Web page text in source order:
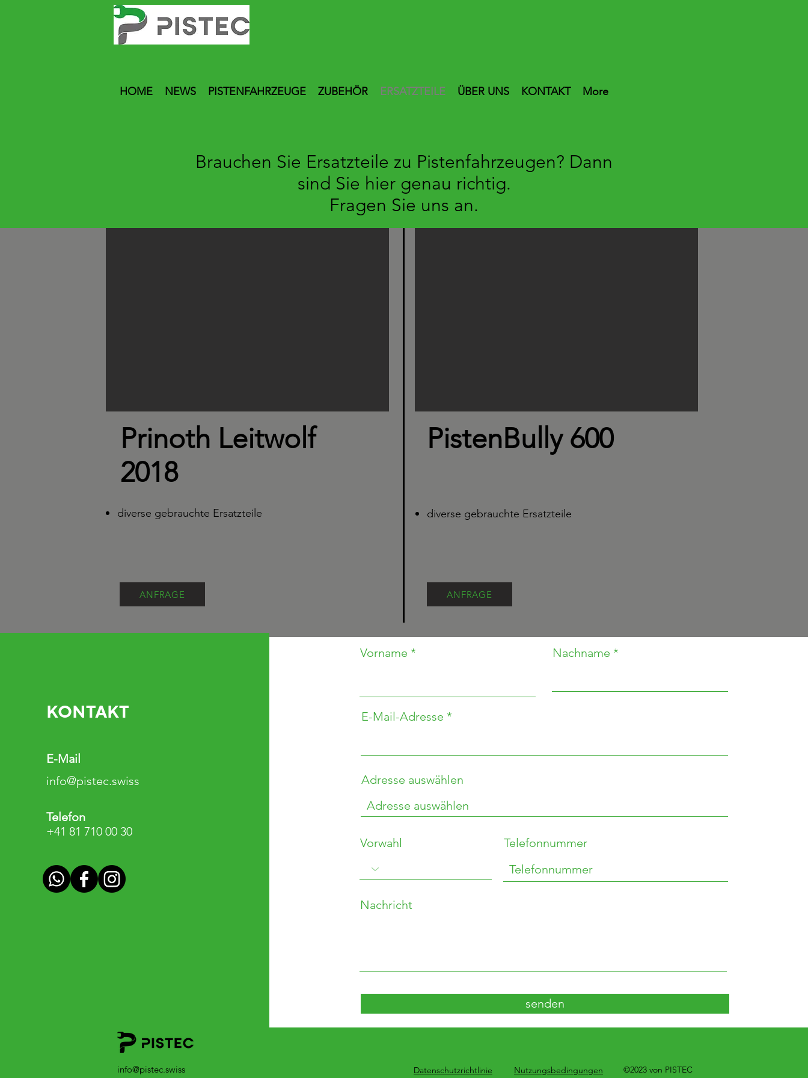
HOME NEWS PISTENFAHRZEUGE ZUBEHÖR ERSATZTEILE ÜBER UNS KONTAKT More
Brauchen Sie Ersatzteile zu Pistenfahrzeugen? Dann
sind Sie hier genau richtig.
Fragen Sie uns an.
Prinoth Leitwolf
2018
diverse gebrauchte Ersatzteile
ANFRAGE
PistenBully 600
diverse gebrauchte Ersatzteile
ANFRAGE
KONTAKT
E-Mail
info@pistec.swiss
Telefon
+41 81 710 00 30
Vorname Nachname
E-Mail-Adresse
Adresse auswählen
Vorwahl Telefonnummer
Nachricht
senden
info@pistec.swiss Datenschutzrichtlinie Nutzungsbedingungen ©2023 von PISTEC